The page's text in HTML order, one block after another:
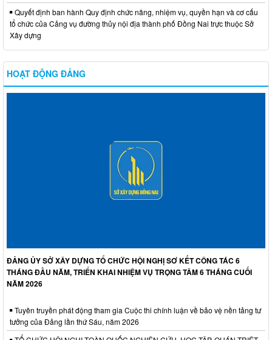
Quyết định ban hành Quy định chức năng, nhiệm vụ, quyền hạn và cơ cấu
tổ chức của Cảng vụ đường thủy nội địa thành phố Đồng Nai trực thuộc Sở
Xây dựng
HOẠT ĐỘNG ĐẢNG
ĐẢNG ỦY SỞ XÂY DỰNG TỔ CHỨC HỘI NGHỊ SƠ KẾT CÔNG TÁC 6
THÁNG ĐẦU NĂM, TRIỂN KHAI NHIỆM VỤ TRỌNG TÂM 6 THÁNG CUỐI
NĂM 2026
Tuyên truyền phát động tham gia Cuộc thi chính luận về bảo vệ nền tảng tư
tưởng của Đảng lần thứ Sáu, năm 2026